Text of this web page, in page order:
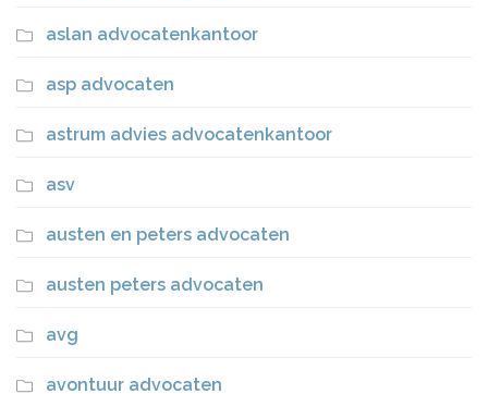
aslan advocatenkantoor
asp advocaten
astrum advies advocatenkantoor
asv
austen en peters advocaten
austen peters advocaten
avg
avontuur advocaten